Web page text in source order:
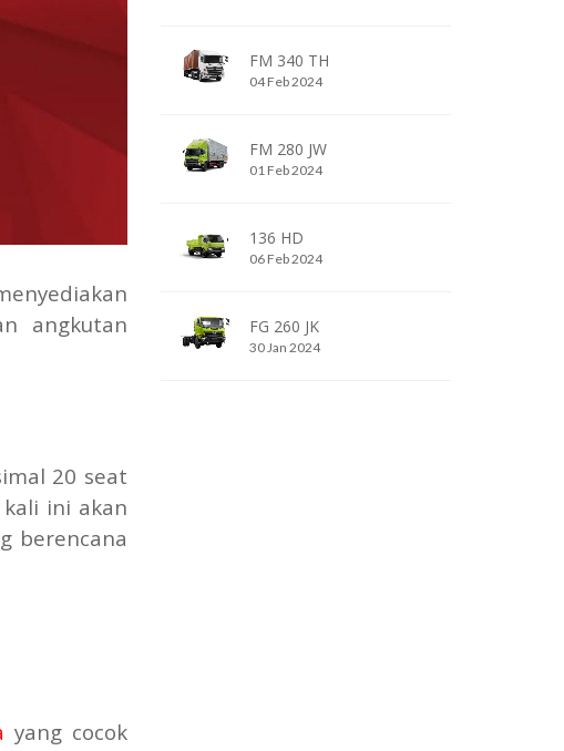
angkutan
20 seat
ini akan
berencana
yang cocok
FM 340 TH
04 Feb 2024
FM 280 JW
01 Feb 2024
136 HD
06 Feb 2024
FG 260 JK
30 Jan 2024